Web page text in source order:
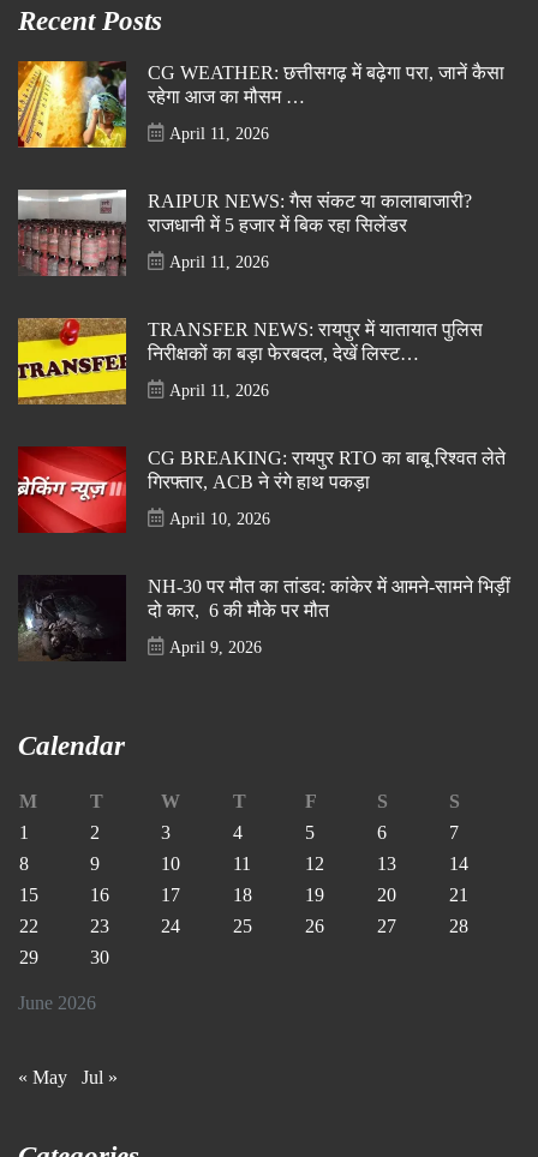
Recent Posts
CG WEATHER: छत्तीसगढ़ में बढ़ेगा परा, जानें कैसा
रहेगा आज का मौसम …
April 11, 2026
RAIPUR NEWS: गैस संकट या कालाबाजारी?
राजधानी में 5 हजार में बिक रहा सिलेंडर
April 11, 2026
TRANSFER NEWS: रायपुर में यातायात पुलिस
निरीक्षकों का बड़ा फेरबदल, देखें लिस्ट…
April 11, 2026
CG BREAKING: रायपुर RTO का बाबू रिश्वत लेते
गिरफ्तार, ACB ने रंगे हाथ पकड़ा
April 10, 2026
NH-30 पर मौत का तांडव: कांकेर में आमने-सामने भिड़ीं
दो कार, 6 की मौके पर मौत
April 9, 2026
Calendar
June 2026
M T W T F S
S
1
2 3 4 5 6
7
8
9 10 11 12 13
14
15
16 17 18 19 20
21
22
23 24 25 26 27
28
29
30
« May Jul »